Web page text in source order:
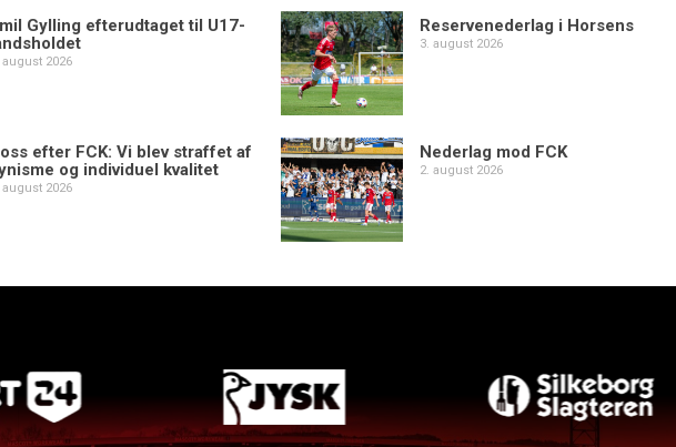
Gylling efterudtaget til U17-
august 2026
Reservenederlag i Horsens
3. august 2026
efter FCK: Vi blev straffet af
og individuel kvalitet
august 2026
Nederlag mod FCK
2. august 2026